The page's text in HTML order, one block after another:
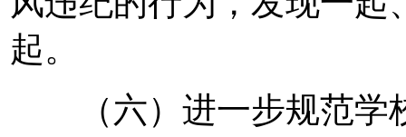
起。
（六）进一步规范学